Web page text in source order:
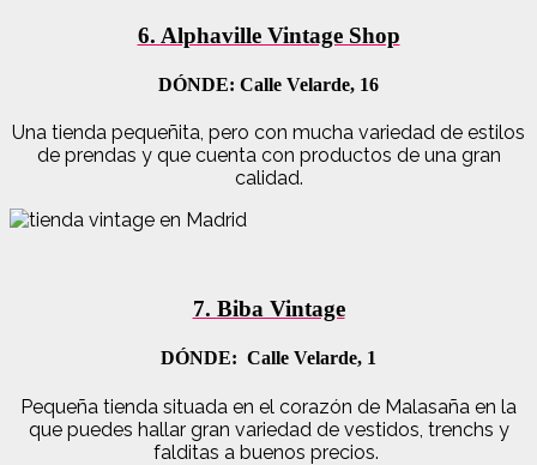
6. Alphaville Vintage Shop
DÓNDE: Calle Velarde, 16
Una tienda pequeñita, pero con mucha variedad de estilos
de prendas y que cuenta con productos de una gran
calidad.
7. Biba Vintage
DÓNDE: Calle Velarde, 1
Pequeña tienda situada en el corazón de Malasaña en la
que puedes hallar gran variedad de vestidos, trenchs y
falditas a buenos precios.